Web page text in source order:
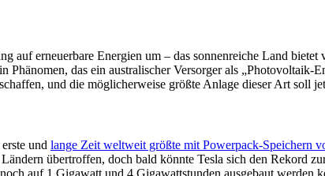
auf erneuerbare Energien um – das sonnenreiche Land
Phänomen, das ein australischer Versorger als
und die möglicherweise größte Anlage dieser Art soll
und lange Zeit weltweit größte mit Powerpack-Speichern
übertroffen, doch bald könnte Tesla sich den Rekord